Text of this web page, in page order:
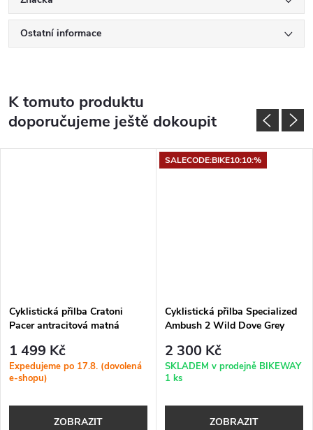
Ostatní informace
K tomuto produktu
doporučujeme ještě dokoupit
Cyklistická přilba Cratoni
Pacer antracitová matná
1 499 Kč
Expedujeme po 17.8. (dovolená
e-shopu)
ZOBRAZIT
SALECODE:BIKE10:10:%
Cyklistická přilba Specialized
Ambush 2 Wild Dove Grey
2 300 Kč
SKLADEM v prodejně BIKEWAY
1 ks
ZOBRAZIT